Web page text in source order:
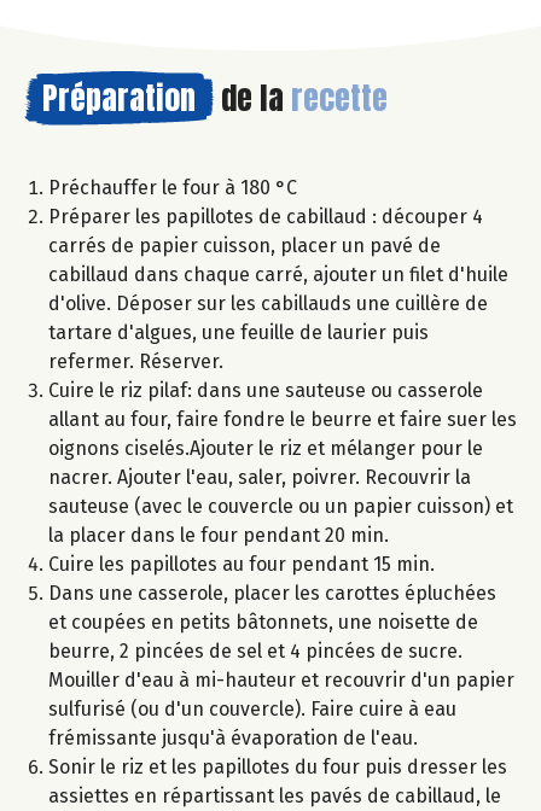
Préparation de la recette
Préchauffer le four à 180 °C
Préparer les papillotes de cabillaud : découper 4
carrés de papier cuisson, placer un pavé de
cabillaud dans chaque carré, ajouter un filet d'huile
d'olive. Déposer sur les cabillauds une cuillère de
tartare d'algues, une feuille de laurier puis
refermer. Réserver.
Cuire le riz pilaf: dans une sauteuse ou casserole
allant au four, faire fondre le beurre et faire suer les
oignons ciselés.Ajouter le riz et mélanger pour le
nacrer. Ajouter l'eau, saler, poivrer. Recouvrir la
sauteuse (avec le couvercle ou un papier cuisson) et
la placer dans le four pendant 20 min.
Cuire les papillotes au four pendant 15 min.
Dans une casserole, placer les carottes épluchées
et coupées en petits bâtonnets, une noisette de
beurre, 2 pincées de sel et 4 pincées de sucre.
Mouiller d'eau à mi-hauteur et recouvrir d'un papier
sulfurisé (ou d'un couvercle). Faire cuire à eau
frémissante jusqu'à évaporation de l'eau.
Sonir le riz et les papillotes du four puis dresser les
assiettes en répartissant les pavés de cabillaud, le